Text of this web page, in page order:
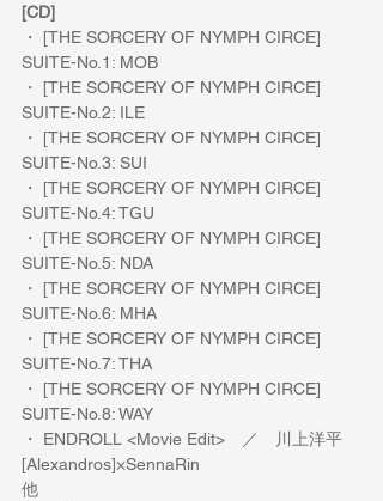
[CD]
・ [THE SORCERY OF NYMPH CIRCE]
SUITE-No.1: MOB
・ [THE SORCERY OF NYMPH CIRCE]
SUITE-No.2: ILE
・ [THE SORCERY OF NYMPH CIRCE]
SUITE-No.3: SUI
・ [THE SORCERY OF NYMPH CIRCE]
SUITE-No.4: TGU
・ [THE SORCERY OF NYMPH CIRCE]
SUITE-No.5: NDA
・ [THE SORCERY OF NYMPH CIRCE]
SUITE-No.6: MHA
・ [THE SORCERY OF NYMPH CIRCE]
SUITE-No.7: THA
・ [THE SORCERY OF NYMPH CIRCE]
SUITE-No.8: WAY
・ ENDROLL <Movie Edit>　／　川上洋平
[Alexandros]×SennaRin
他